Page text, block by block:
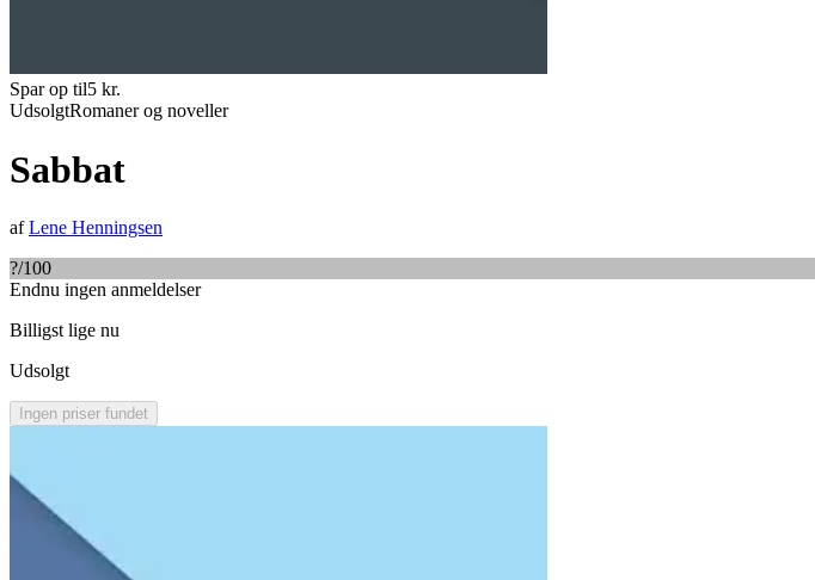
Spar op til5 kr.
UdsolgtRomaner og noveller
Sabbat
afLene Henningsen
?/100
Endnu ingen anmeldelser
Billigst lige nu
Udsolgt
Ingen priser fundet